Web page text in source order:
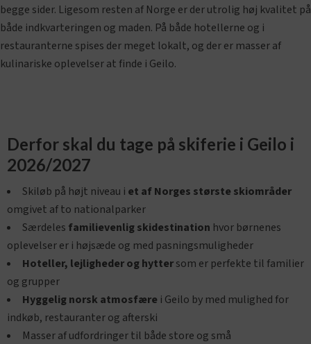
begge sider. Ligesom resten af Norge er der utrolig høj kvalitet på
både indkvarteringen og maden. På både hotellerne og i
restauranterne spises der meget lokalt, og der er masser af
kulinariske oplevelser at finde i Geilo.
Derfor skal du tage på skiferie i Geilo i
2026/2027
Skiløb på højt niveau i et af Norges største skiområder
omgivet af to nationalparker
Særdeles familievenlig skidestination hvor børnenes
oplevelser er i højsæde og med pasningsmuligheder
Hoteller, lejligheder og hyttersom er perfekte til familier
og grupper
Hyggelig norsk atmosfære i Geilo by med mulighed for
indkøb, restauranter og afterski
Masser af udfordringer til både store og små